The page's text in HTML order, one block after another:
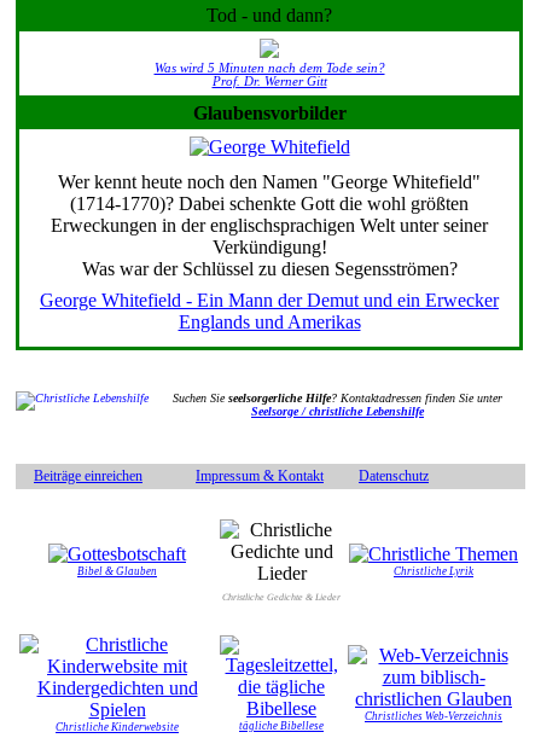
Tod - und dann?
Was wird 5 Minuten nach dem Tode sein?
Prof. Dr. Werner Gitt
Glaubensvorbilder
Wer kennt heute noch den Namen "George Whitefield"
(1714-1770)? Dabei schenkte Gott die wohl größten
Erweckungen in der englischsprachigen Welt unter seiner
Verkündigung!
Was war der Schlüssel zu diesen Segensströmen?
George Whitefield - Ein Mann der Demut und ein Erwecker
Englands und Amerikas
Suchen Sieseelsorgerliche Hilfe? Kontaktadressen finden Sie unter
Seelsorge / christliche Lebenshilfe
Beiträge einreichen Impressum & Kontakt Datenschutz
Bibel & Glauben
Christliche Gedichte & Lieder
Christliche Lyrik
Christliche Kinderwebsite tägliche Bibellese
Christliches Web-Verzeichnis